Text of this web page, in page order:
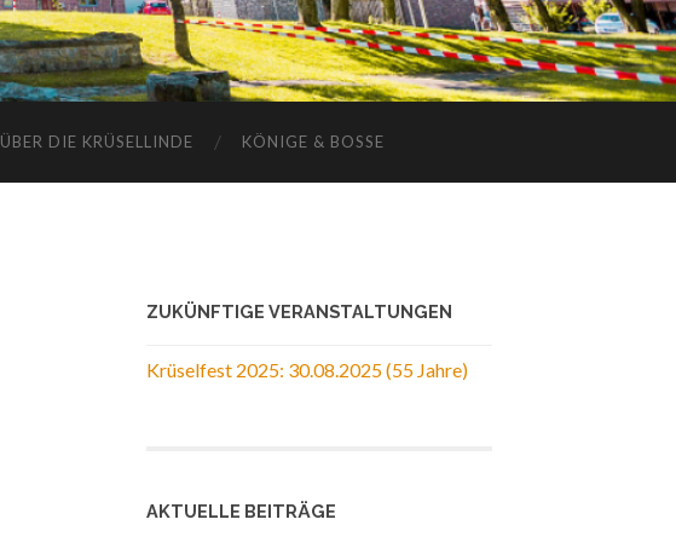
ÜBER DIE KRÜSELLINDE KÖNIGE & BOSSE
ZUKÜNFTIGE VERANSTALTUNGEN
Krüselfest 2025: 30.08.2025 (55 Jahre)
AKTUELLE BEITRÄGE